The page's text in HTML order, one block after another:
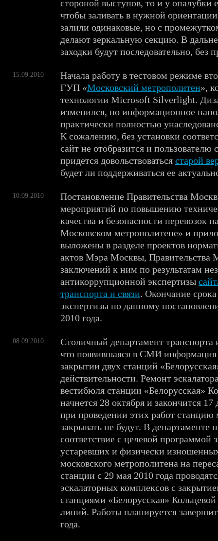
стороной выступов, то и у опалубки
чтобы заливать в нужной
залили одинаковые, но с
делают зеркальную секцию. В
заходки будут последовательно, без
15.09.2010
Начала работу в тестовом режиме
ГУП «Московский метрополитен»,
технологии Microsoft Silverlight.
изменился, но информационное
практически полностью
К сожалению, без установки
сайт не отобразится и пользователю
придется довольствоваться старой
будет ли поддерживаться ее
10.09.2010
Постановление Правительства
мероприятий по повышению
качества и безопасности перевозок
Московском метрополитене» и
выложены в разделе проектов
актов Мэра Москвы, Правительства
заключений к ним по результатам
антикоррупционной экспертизы
транспорта и связи. Окончание
экспертизы по данному
2010 года.
08.09.2010
Столичный департамент транспорта
что появившаяся в СМИ
закрытии двух станций
действительности. Ремонт
вестибюля станции «Белорусская»
начнется 28 октября и закончится 17
при проведении этих работ станцию
закрывать не будут. В департаменте
соответствие с целевой программой
устаревших и физически
московского метрополитена на
станции с 29 мая 2010 года
эскалаторных комплексов с
станциями «Белорусская»
линий. Работы планируется
года.